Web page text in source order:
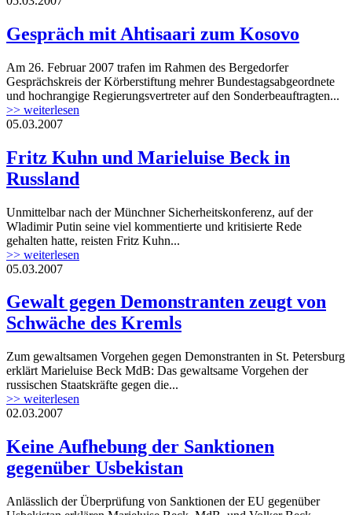
Gespräch mit Ahtisaari zum Kosovo
Am 26. Februar 2007 trafen im Rahmen des Bergedorfer
Gesprächskreis der Körberstiftung mehrer Bundestagsabgeordnete
und hochrangige Regierungsvertreter auf den Sonderbeauftragten...
>> weiterlesen
05.03.2007
Fritz Kuhn und Marieluise Beck in
Russland
Unmittelbar nach der Münchner Sicherheitskonferenz, auf der
Wladimir Putin seine viel kommentierte und kritisierte Rede
gehalten hatte, reisten Fritz Kuhn...
>> weiterlesen
05.03.2007
Gewalt gegen Demonstranten zeugt von
Schwäche des Kremls
Zum gewaltsamen Vorgehen gegen Demonstranten in St. Petersburg
erklärt Marieluise Beck MdB: Das gewaltsame Vorgehen der
russischen Staatskräfte gegen die...
>> weiterlesen
02.03.2007
Keine Aufhebung der Sanktionen
gegenüber Usbekistan
Anlässlich der Überprüfung von Sanktionen der EU gegenüber